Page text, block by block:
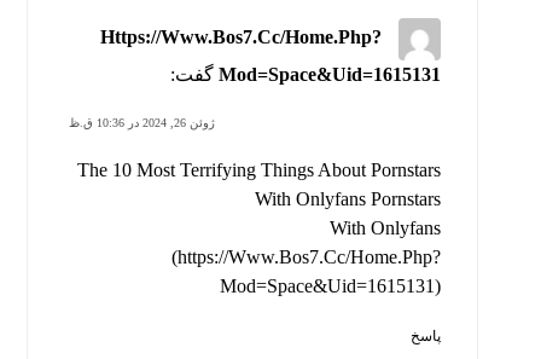
Https://Www.Bos7.Cc/Home.Php?
Mod=Space&Uid=1615131 گفت:
ژوئن 26, 2024 در 10:36 ق.ظ
The 10 Most Terrifying Things About Pornstars
With Onlyfans Pornstars
With Onlyfans
(https://Www.Bos7.Cc/Home.Php?
Mod=Space&Uid=1615131)
پاسخ